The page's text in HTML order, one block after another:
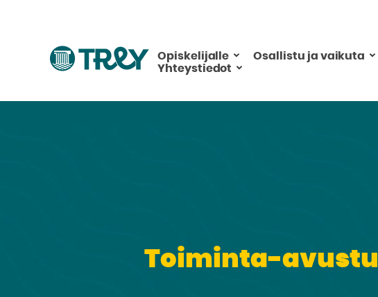
Siirry
-
Opiskelijalle Osallistu ja vaikuta
Yhteystiedot
Toiminta-